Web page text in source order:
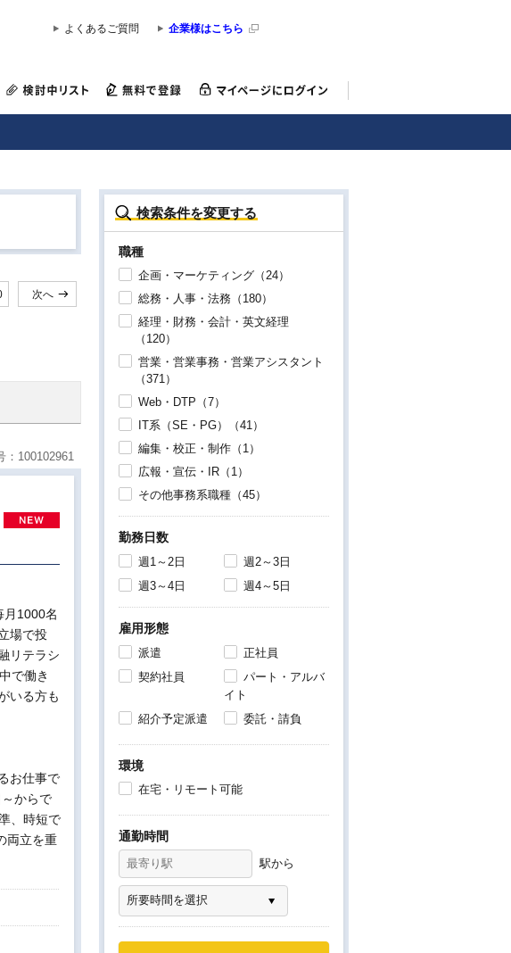
よくあるご質問 企業様はこちら
次へ
：100102961
月1000名
場で投
リテラシ
で働き
いる方も
お仕事で
からで
、時短で
両立を重
検索条件を変更する
職種
企画・マーケティング（24）
総務・人事・法務（180）
経理・財務・会計・英文経理
（120）
営業・営業事務・営業アシスタント
（371）
Web・DTP（7）
IT系（SE・PG）（41）
編集・校正・制作（1）
広報・宣伝・IR（1）
その他事務系職種（45）
勤務日数
週1～2日
週2～3日
週3～4日
週4～5日
雇用形態
派遣
正社員
契約社員
パート・アルバ
イト
紹介予定派遣
委託・請負
環境
在宅・リモート可能
通勤時間
駅から